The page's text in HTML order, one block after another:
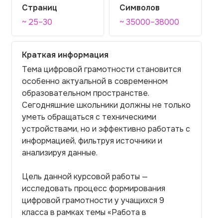
Страниц
~ 25–30
Символов
~ 35000–38000
Краткая информация
Тема цифровой грамотности становится
особенно актуальной в современном
образовательном пространстве.
Сегодняшние школьники должны не только
уметь обращаться с техническими
устройствами, но и эффективно работать с
информацией, фильтруя источники и
анализируя данные.
Цель данной курсовой работы —
исследовать процесс формирования
цифровой грамотности у учащихся 9
класса в рамках темы «Работа в